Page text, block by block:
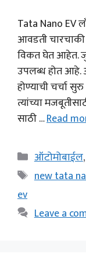
Tata Nano EV
आवडती
विकत घेत आहेत.
उपलब्ध होत आहे.
होण्याची चर्चा
त्यांच्या
साठी …Read
Categories
ऑटोमोबाईल
Tags
new tata
ev
Leave a